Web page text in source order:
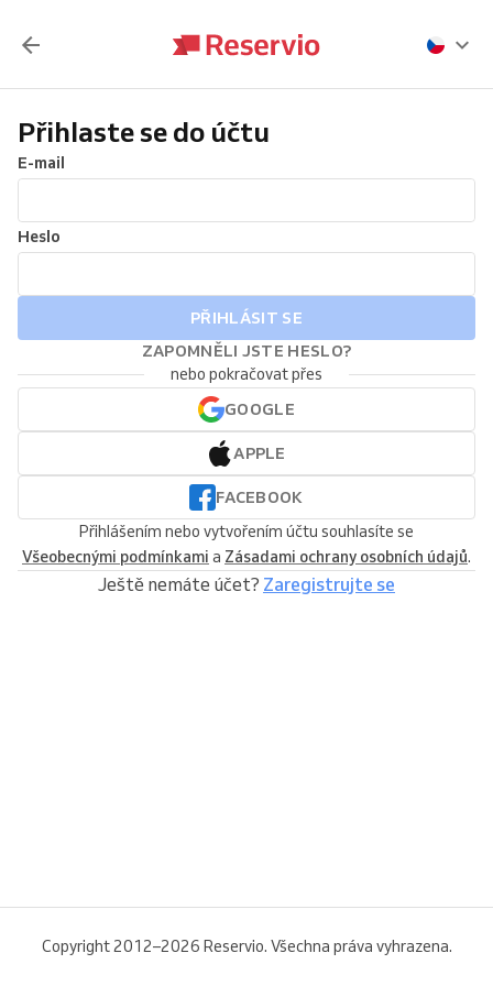
Přihlaste se do účtu
E-mail
Heslo
PŘIHLÁSIT SE
ZAPOMNĚLI JSTE HESLO?
nebo pokračovat přes
GOOGLE
APPLE
FACEBOOK
Přihlášením nebo vytvořením účtu souhlasíte se
Všeobecnými podmínkami a Zásadami ochrany osobních údajů.
Ještě nemáte účet? Zaregistrujte se
Copyright 2012–2026 Reservio. Všechna práva vyhrazena.